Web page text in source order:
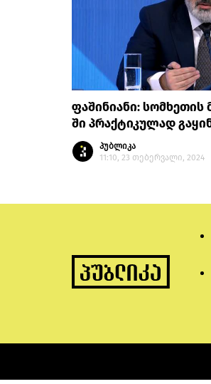
ფაშინიანი:
ში პრაქტიკულად
პუბლიკა
11:10, 23 თებერვალი, 2024